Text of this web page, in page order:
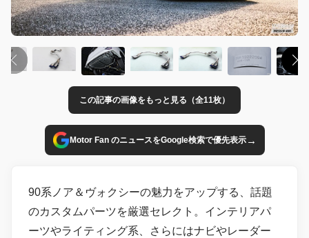
この記事の画像をもっと見る（全11枚）
Motor Fan のニュースをGoogle検索で優先表示→
90系ノア＆ヴォクシーの魅力をアップする、話題
のカスタムパーツを厳選セレクト。インテリアパ
ーツやライティング系、さらにはナビやレーダー